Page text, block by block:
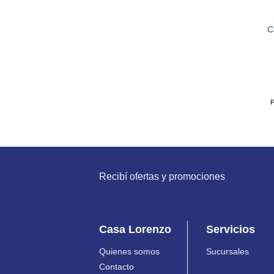
Recibí ofertas y promociones
Casa Lorenzo
Quienes somos
Contacto
Servicios
Sucursales